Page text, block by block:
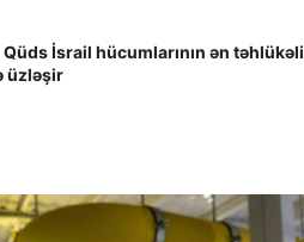
Qüds İsrail hücumlarının ən təhlükəli
üzləşir